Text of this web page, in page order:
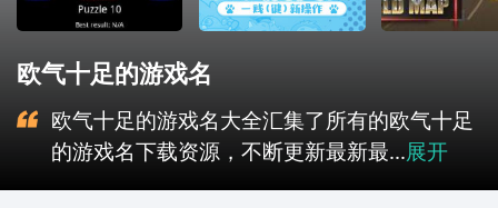
欧气十足的游戏名
欧气十足的游戏名大全汇集了所有的欧气十足
的游戏名下载资源，不断更新最新最...展开